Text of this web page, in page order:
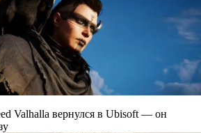
Valhalla вернулся в Ubisoft — он